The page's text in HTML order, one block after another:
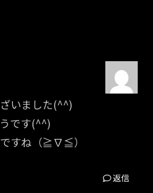
いました(^^)
です(^^)
すね（≧∇≦）
返信